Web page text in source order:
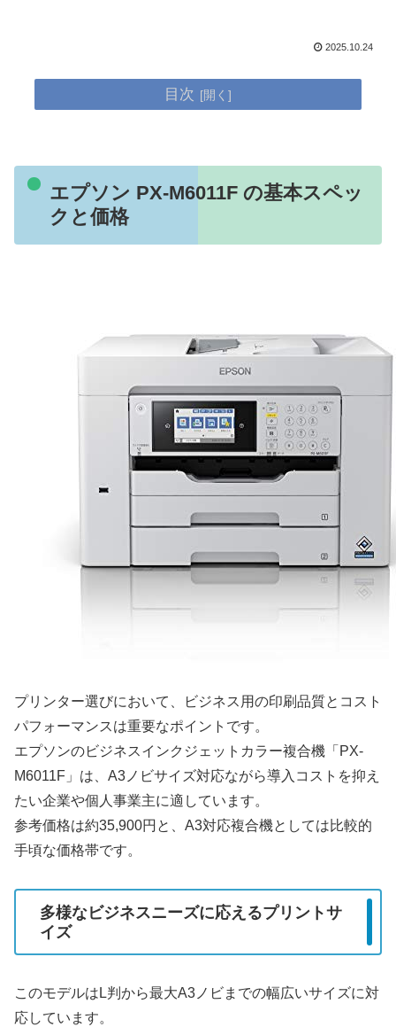
2025.10.24
目次
エプソン PX-M6011F の基本スペッ
クと価格
プリンター選びにおいて、ビジネス用の印刷品質とコスト
パフォーマンスは重要なポイントです。
エプソンのビジネスインクジェットカラー複合機「PX-
M6011F」は、A3ノビサイズ対応ながら導入コストを抑え
たい企業や個人事業主に適しています。
参考価格は約35,900円と、A3対応複合機としては比較的
手頃な価格帯です。
多様なビジネスニーズに応えるプリントサ
イズ
このモデルはL判から最大A3ノビまでの幅広いサイズに対
応しています。